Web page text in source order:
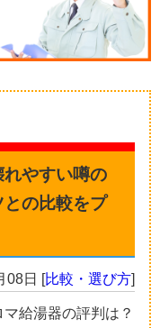
やすい噂の
の比較をプ
08日 [比較・選び方]
マ給湯器の評判は？